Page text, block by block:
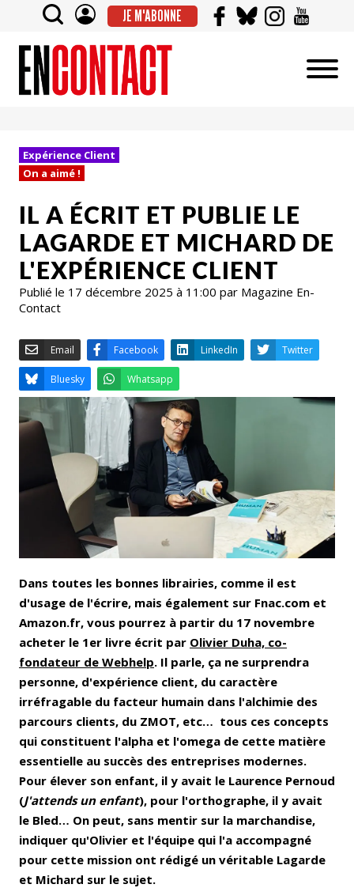
JE M'ABONNE
Expérience Client
On a aimé !
IL A ÉCRIT ET PUBLIE LE
LAGARDE ET MICHARD DE
L'EXPÉRIENCE CLIENT
Publié le 17 décembre 2025 à 11:00 par Magazine En-
Contact
Email Facebook
Bluesky Whatsapp
Dans toutes les bonnes librairies, comme il est
d'usage de l'écrire, mais également sur Fnac.com et
Amazon.fr, vous pourrez à partir du 17 novembre
acheter le 1er livre écrit par Olivier Duha, co-
fondateur de Webhelp. Il parle, ça ne surprendra
personne, d'expérience client, du caractère
irréfragable du facteur humain dans l'alchimie des
parcours clients, du ZMOT, etc… tous ces concepts
qui constituent l'alpha et l'omega de cette matière
essentielle au succès des entreprises modernes.
Pour élever son enfant, il y avait le Laurence Pernoud
(J'attends un enfant), pour l'orthographe, il y avait
le Bled… On peut, sans mentir sur la marchandise,
indiquer qu'Olivier et l'équipe qui l'a accompagné
pour cette mission ont rédigé un véritable Lagarde
et Michard sur le sujet.